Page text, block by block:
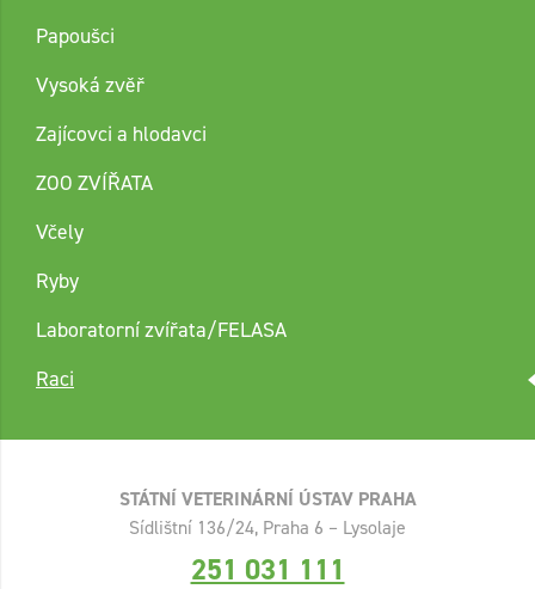
Papoušci
Vysoká zvěř
Zajícovci a hlodavci
ZOO ZVÍŘATA
Včely
Ryby
Laboratorní zvířata/FELASA
Raci
STÁTNÍ VETERINÁRNÍ ÚSTAV PRAHA
Sídlištní 136/24, Praha 6 – Lysolaje
251 031 111